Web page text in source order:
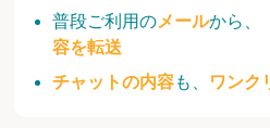
普段ご利用のメールから、
容を転送
チャットの内容も、 ワンク